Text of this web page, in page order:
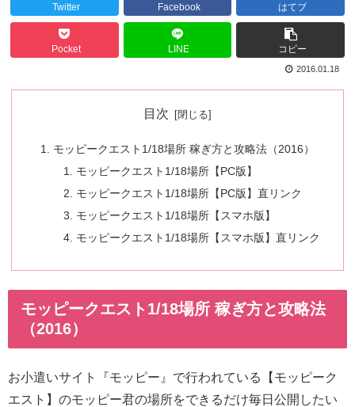
Twitter Facebook はてブ
Pocket LINE コピー
2016.01.18
目次
モッピークエスト1/18場所 稼ぎ方と攻略法（2016）
モッピークエスト1/18場所【PC版】
モッピークエスト1/18場所【PC版】直リンク
モッピークエスト1/18場所【スマホ版】
モッピークエスト1/18場所【スマホ版】直リンク
モッピークエスト1/18場所 稼ぎ方と攻略法
（2016）
お小遣いサイト『モッピー』で行われている【モッピーク
エスト】のモッピー君の場所をできるだけ毎日公開したい